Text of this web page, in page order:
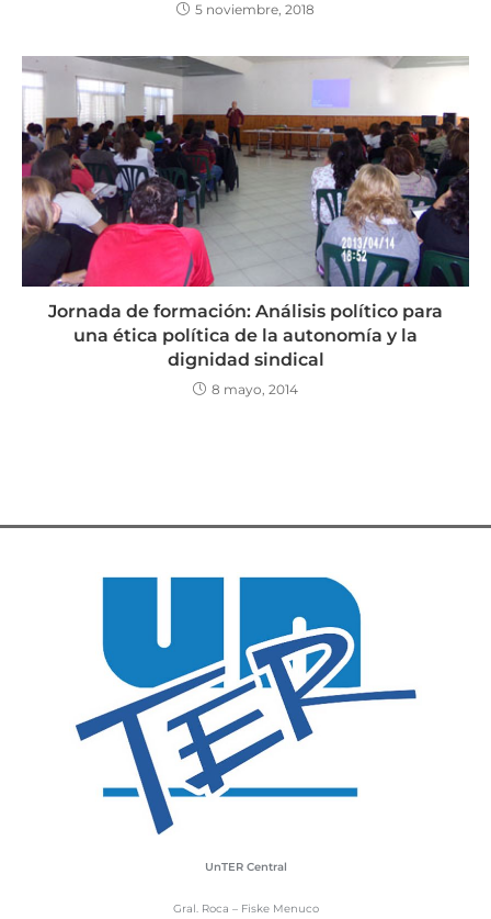
5 noviembre, 2018
Jornada de formación: Análisis político para
una ética política de la autonomía y la
dignidad sindical
8 mayo, 2014
UnTER Central
Gral. Roca – Fiske Menuco